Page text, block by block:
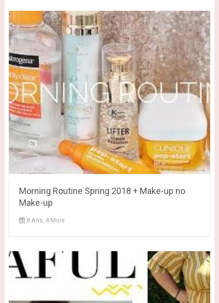
Morning Routine Spring 2018 + Make-up no
Make-up
8 Ans, 4 Mois